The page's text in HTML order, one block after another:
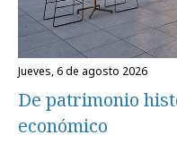
jueves, 6 de agosto 2026
De patrimonio
económico